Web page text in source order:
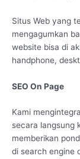
Situs Web yang
mengagumkan
website bisa di
handphone,
SEO On Page
Kami
secara langsung
memberikan
di search engine